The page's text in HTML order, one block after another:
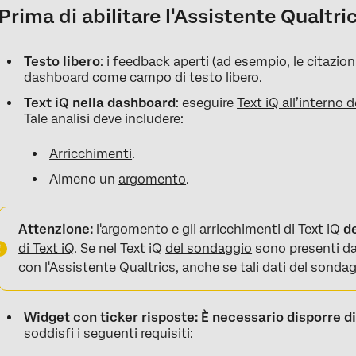
di abilitare l'Assistente
Testo libero: i feedback aperti (ad esempio, le
dashboard comecampo di testo libero.
Text iQ nella dashboard: eseguireText iQ all’interno
Tale analisi deve includere:
Arricchimenti.
Almeno un argomento.
Attenzione: l'argomento e gli arricchimenti di Text iQ
di Text iQ. Se nel Text iQdel sondaggio sono presenti
con l'Assistente Qualtrics, anche se tali dati del
Widget con ticker risposte: È necessario disporre
soddisfi i seguenti requisiti: